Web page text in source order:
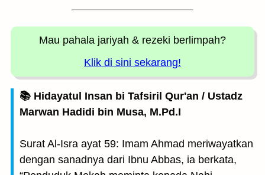
Mau pahala jariyah & rezeki berlimpah?
Klik di sini sekarang!
📚 Hidayatul Insan bi Tafsiril Qur'an / Ustadz
Marwan Hadidi bin Musa, M.Pd.I
Surat Al-Isra ayat 59: Imam Ahmad meriwayatkan
dengan sanadnya dari Ibnu Abbas, ia berkata,